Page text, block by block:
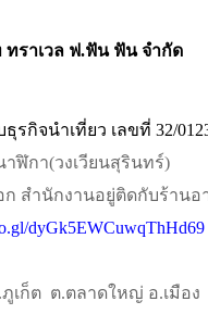
ทราเวล ฟ.ฟัน ฟัน จำกัด
กิจนำเที่ยว เลขที่ 32/
าฬิกา​(วงเวียนสุรินทร์)​
ก​ สำนักงานอยู่ติดกับร้านอ
dyGk5EWCuwqThHd69
เก็ต ต.ตลาดใหญ่ อ.เมือง